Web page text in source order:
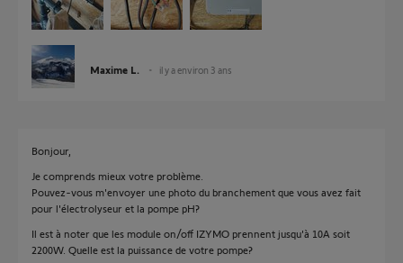
Maxime L. il y a environ 3 ans
Bonjour,
Je comprends mieux votre problème.
Pouvez-vous m'envoyer une photo du branchement que vous avez fait
pour l'électrolyseur et la pompe pH?
Il est à noter que les module on/off IZYMO prennent jusqu'à 10A soit
2200W. Quelle est la puissance de votre pompe?